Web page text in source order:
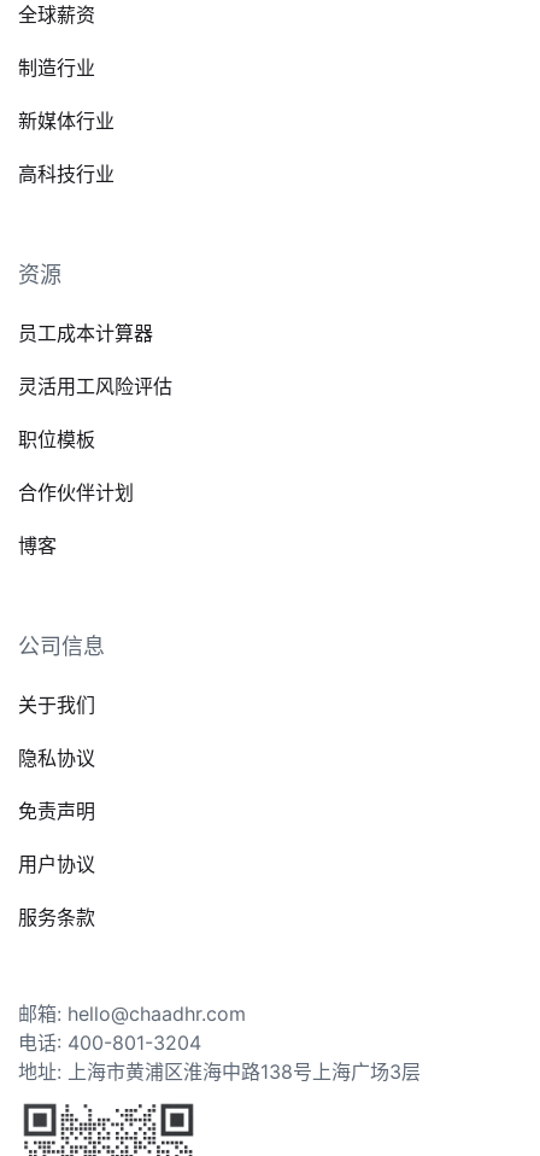
全球薪资
制造行业
新媒体行业
高科技行业
资源
员工成本计算器
灵活用工风险评估
职位模板
合作伙伴计划
博客
公司信息
关于我们
隐私协议
免责声明
用户协议
服务条款
邮箱: hello@chaadhr.com
电话: 400-801-3204
地址: 上海市黄浦区淮海中路138号上海广场3层